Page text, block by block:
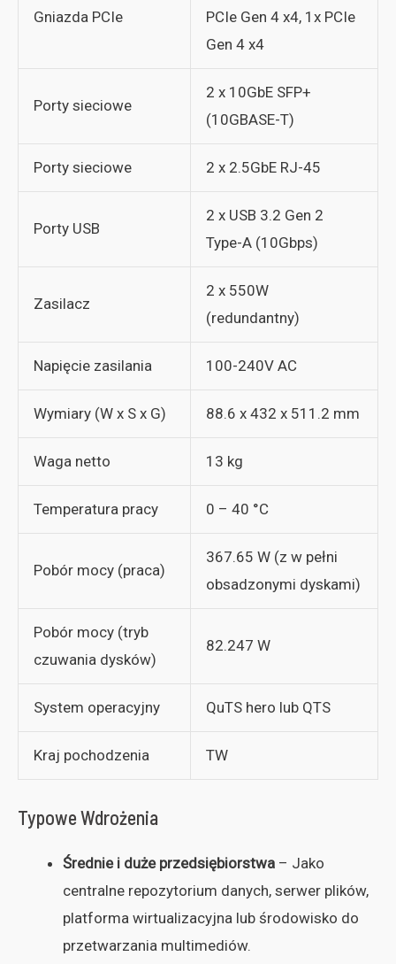
Gniazda PCIe
PCIe Gen 4 x4, 1x PCIe
Gen 4 x4
Porty sieciowe
2 x 10GbE SFP+
(10GBASE-T)
Porty sieciowe 2 x 2.5GbE RJ-45
Porty USB
2 x USB 3.2 Gen 2
Type-A (10Gbps)
Zasilacz
2 x 550W
(redundantny)
Napięcie zasilania 100-240V AC
Wymiary (W x S x G) 88.6 x 432 x 511.2 mm
Waga netto 13 kg
Temperatura pracy 0 – 40 °C
Pobór mocy (praca)
367.65 W (z w pełni
obsadzonymi dyskami)
Pobór mocy (tryb
czuwania dysków)
82.247 W
System operacyjny QuTS hero lub QTS
Kraj pochodzenia TW
Typowe Wdrożenia
Średnie i duże przedsiębiorstwa – Jako
centralne repozytorium danych, serwer plików,
platforma wirtualizacyjna lub środowisko do
przetwarzania multimediów.